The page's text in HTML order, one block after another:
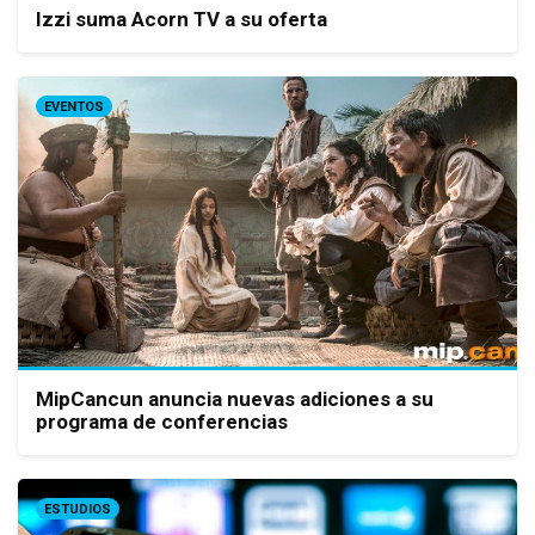
Izzi suma Acorn TV a su oferta
EVENTOS
MipCancun anuncia nuevas adiciones a su
programa de conferencias
ESTUDIOS